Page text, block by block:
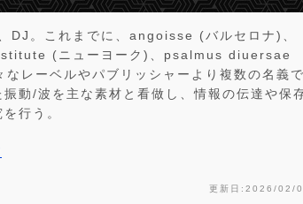
DJ。これまでに、angoisse (バルセロナ)、
(ニューヨーク)、psalmus diuersae
レーベルやパブリッシャーより複数の名義で
動/波を主な素材と看做し、情報の伝達や保
行う。
更新日:2026/02/